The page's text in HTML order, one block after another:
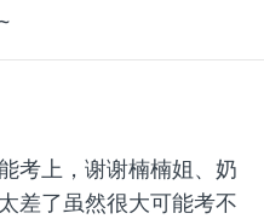
考上，谢谢楠楠姐、奶
差了虽然很大可能考不